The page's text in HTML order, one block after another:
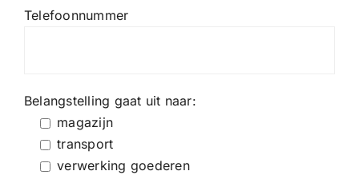
Telefoonnummer
Belangstelling gaat uit naar:
magazijn
transport
verwerking goederen